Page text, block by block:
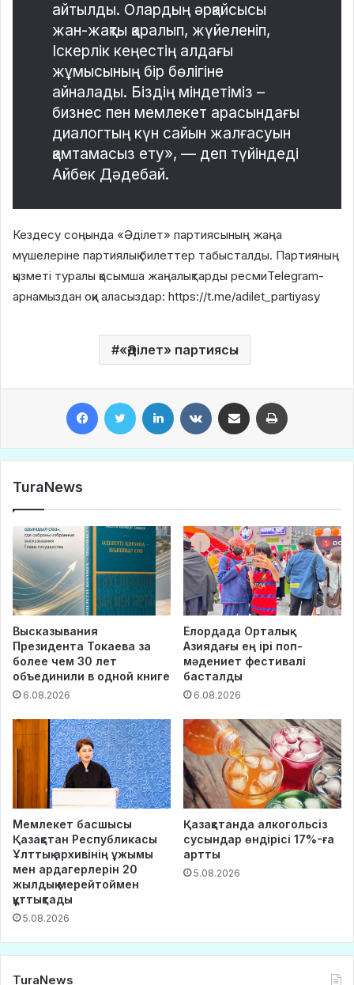
айтылды. Олардың əрқайсысы
жан-жақты қаралып, жүйеленіп,
Іскерлік кеңестің алдағы
жұмысының бір бөлігіне
айналады. Біздің міндетіміз –
бизнес пен мемлекет арасындағы
диалогтың күн сайын жалғасуын
қамтамасыз ету», — деп түйіндеді
Айбек Дəдебай.
Кездесу соңында «Əділет» партиясының жаңа
мүшелеріне партиялық билеттер табысталды. Партияның
қызметі туралы қосымша жаңалықтарды ресмиTelegram-
арнамыздан оқи аласыздар: https://t.me/adilet_partiyasy
«Әділет» партиясы
TuraNews
Высказывания
Президента Токаева за
более чем 30 лет
объединили в одной книге
6.08.2026
Елордада Орталық
Азиядағы ең ірі поп-
мәдениет фестивалі
басталды
6.08.2026
Мемлекет басшысы
Қазақстан Республикасы
Ұлттық архивінің ұжымы
мен ардагерлерін 20
жылдық мерейтоймен
құттықтады
5.08.2026
Қазақстанда алкогольсіз
сусындар өндірісі 17%-ға
артты
5.08.2026
TuraNews